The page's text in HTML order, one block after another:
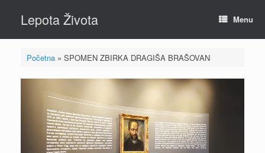
contentLepota Života Menu
Početna» SPOMEN ZBIRKA DRAGIŠA BRAŠOVAN